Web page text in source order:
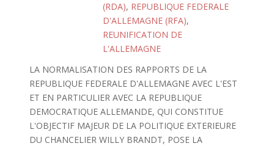
(RDA), REPUBLIQUE FEDERALE
D'ALLEMAGNE (RFA),
REUNIFICATION DE
L'ALLEMAGNE
LA NORMALISATION DES RAPPORTS DE LA
REPUBLIQUE FEDERALE D'ALLEMAGNE AVEC L'EST
ET EN PARTICULIER AVEC LA REPUBLIQUE
DEMOCRATIQUE ALLEMANDE, QUI CONSTITUE
L'OBJECTIF MAJEUR DE LA POLITIQUE EXTERIEURE
DU CHANCELIER WILLY BRANDT, POSE LA